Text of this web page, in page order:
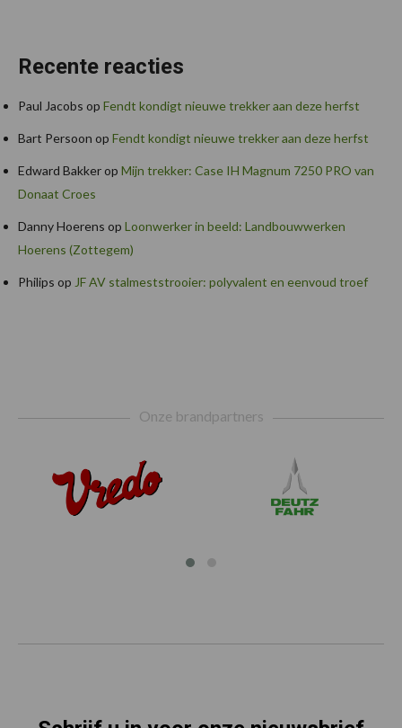
Recente reacties
Paul Jacobs op Fendt kondigt nieuwe trekker aan deze herfst
Bart Persoon op Fendt kondigt nieuwe trekker aan deze herfst
Edward Bakkerop Mijn trekker: Case IH Magnum 7250 PRO van
Donaat Croes
Danny Hoerens op Loonwerker in beeld: Landbouwwerken
Hoerens (Zottegem)
Philips op JF AV stalmeststrooier: polyvalent en eenvoud troef
Onze brandpartners